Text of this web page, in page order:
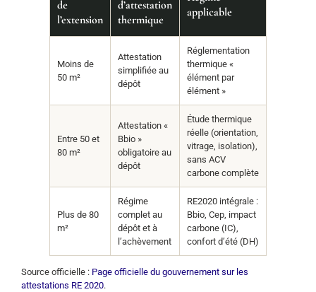
de
l’extension
d’attestation
thermique
applicable
Moins de
50 m²
Attestation
simplifiée au
dépôt
Réglementation
thermique «
élément par
élément »
Entre 50 et
80 m²
Attestation «
Bbio »
obligatoire au
dépôt
Étude thermique
réelle (orientation,
vitrage, isolation),
sans ACV
carbone complète
Plus de 80
m²
Régime
complet au
dépôt et à
l’achèvement
RE2020 intégrale :
Bbio, Cep, impact
carbone (IC),
confort d’été (DH)
Source officielle : Page officielle du gouvernement sur les
attestations RE 2020.